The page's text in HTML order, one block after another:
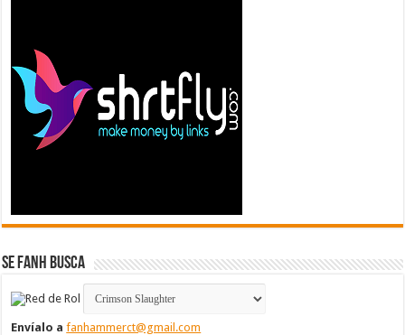
Se FanH Busca
Envíalo afanhammerct@gmail.com